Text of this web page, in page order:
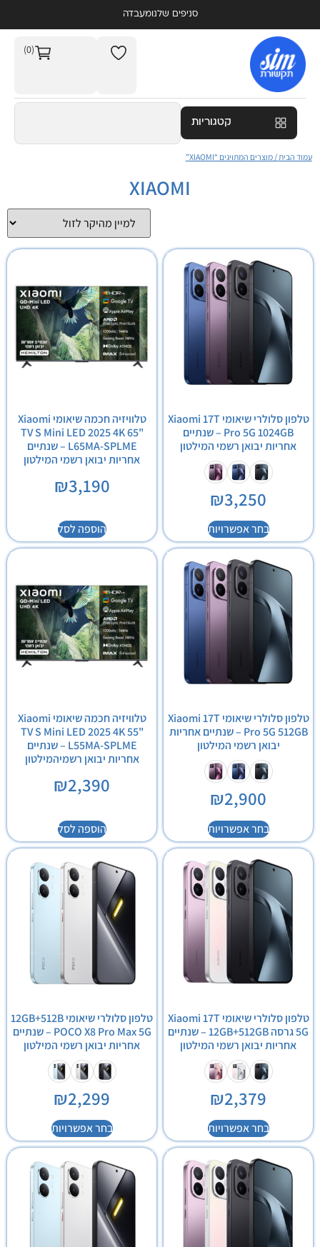
סניפים שלנומעבדה
(0)
קטגוריות
עמוד הבית / מוצרים המתויגים “XIAOMI”
XIAOMI
טלפון סלולרי שיאומי Xiaomi 17T
Pro 5G 1024GB – שנתיים
אחריות יבואן רשמי המילטון
₪3,250
בחר אפשרויות
טלוויזיה חכמה שיאומי Xiaomi
TV S Mini LED 2025 4K 65"
L65MA-SPLME – שנתיים
אחריות יבואן רשמי המילטון
₪3,190
הוספה לסל
טלפון סלולרי שיאומי Xiaomi 17T
Pro 5G 512GB – שנתיים אחריות
יבואן רשמי המילטון
₪2,900
בחר אפשרויות
טלוויזיה חכמה שיאומי Xiaomi
TV S Mini LED 2025 4K 55"
L55MA-SPLME – שנתיים
אחריות יבואן רשמיהמילטון
₪2,390
הוספה לסל
טלפון סלולרי שיאומי Xiaomi 17T
5G גרסה 12GB+512GB – שנתיים
אחריות יבואן רשמי המילטון
₪2,379
בחר אפשרויות
טלפון סלולרי שיאומי 12GB+512B
POCO X8 Pro Max 5G – שנתיים
אחריות יבואן רשמי המילטון
₪2,299
בחר אפשרויות